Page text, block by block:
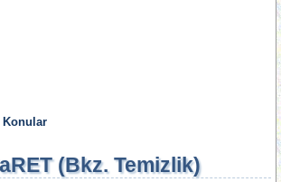
Konular
(Bkz. Temizlik)